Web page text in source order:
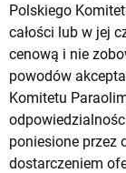
Polskiego
całości lub w jej
cenową i nie
powodów
Komitetu
poniesione przez
dostarczeniem